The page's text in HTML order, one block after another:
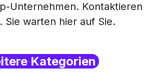
Unternehmen. Kontaktieren
Sie warten hier auf Sie.
Kategorien